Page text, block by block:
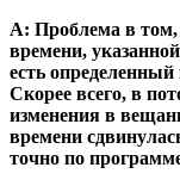
А: Проблема в том,
времени,
есть
Скорее всего, в
изменения в
времени
точно по